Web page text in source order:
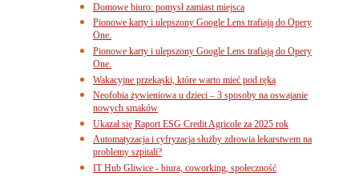
Domowe biuro: pomysł zamiast miejsca
Pionowe karty i ulepszony Google Lens trafiają do Opery
One.
Pionowe karty i ulepszony Google Lens trafiają do Opery
One.
Wakacyjne przekąski, które warto mieć pod ręką
Neofobia żywieniowa u dzieci – 3 sposoby na oswajanie
nowych smaków
Ukazał się Raport ESG Credit Agricole za 2025 rok
Automatyzacja i cyfryzacja służby zdrowia lekarstwem na
problemy szpitali?
IT Hub Gliwice - biura, coworking, społeczność